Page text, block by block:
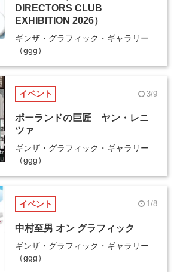
DIRECTORS CLUB
EXHIBITION 2026）
ギンザ・グラフィック・ギャラリー
（ggg）
イベント 3/9
ポーランドの巨匠 ヤン・レニ
ツァ
ギンザ・グラフィック・ギャラリー
（ggg）
イベント 1/8
中村至男 オン グラフィック
ギンザ・グラフィック・ギャラリー
（ggg）